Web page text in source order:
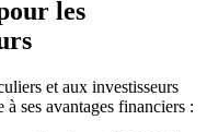
les
et aux investisseurs
ses avantages financiers :